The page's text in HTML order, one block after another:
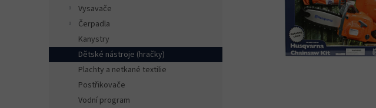
l
Vysavače
Čerpadla
Kanystry
Dětské nástroje (hračky)
Plachty a netkané textilie
Postřikovače
Vodní program